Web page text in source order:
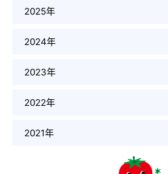
2025年
2024年
2023年
2022年
2021年